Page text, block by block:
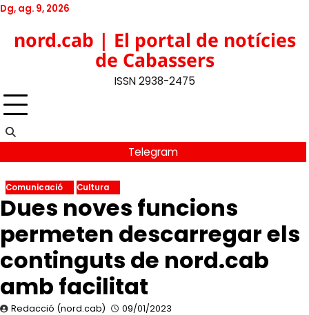
Skip
content
Dg, ag. 9, 2026
Facebook
YouTube
Instagram
nord.cab | El portal de notícies
de Cabassers
ISSN 2938-2475
Telegram
Comunicació Cultura
Dues noves funcions
permeten descarregar els
continguts de nord.cab
amb facilitat
Redacció (nord.cab) 09/01/2023